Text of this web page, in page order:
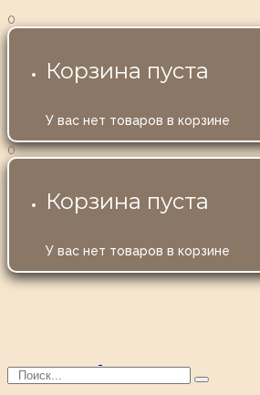
0
Корзина пуста
У вас нет товаров в корзине
0
Корзина пуста
У вас нет товаров в корзине